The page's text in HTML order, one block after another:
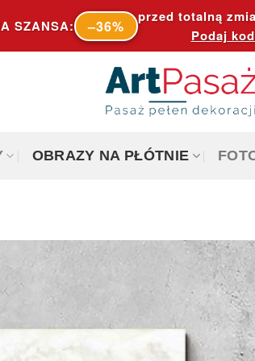
SZANSA: –36%
przed totalną
Podaj kod
OBRAZY NA PŁÓTNIE